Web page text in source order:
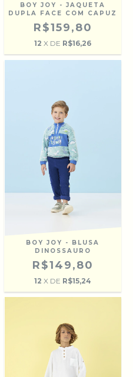
BOY JOY - JAQUETA
DUPLA FACE COM CAPUZ
R$159,80
12 X DE R$16,26
BOY JOY - BLUSA
DINOSSAURO
R$149,80
12 X DE R$15,24